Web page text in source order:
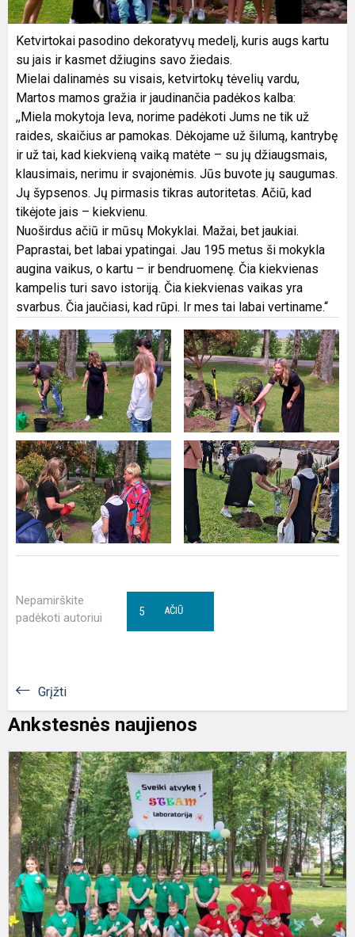
Ketvirtokai pasodino dekoratyvų medelį, kuris augs kartu
su jais ir kasmet džiugins savo žiedais.
Mielai dalinamės su visais, ketvirtokų tėvelių vardu,
Martos mamos gražia ir jaudinančia padėkos kalba:
,,Miela mokytoja Ieva, norime padėkoti Jums ne tik už
raides, skaičius ar pamokas. Dėkojame už šilumą, kantrybę
ir už tai, kad kiekvieną vaiką matėte – su jų džiaugsmais,
klausimais, nerimu ir svajonėmis. Jūs buvote jų saugumas.
Jų šypsenos. Jų pirmasis tikras autoritetas. Ačiū, kad
tikėjote jais – kiekvienu.
Nuoširdus ačiū ir mūsų Mokyklai. Mažai, bet jaukiai.
Paprastai, bet labai ypatingai. Jau 195 metus ši mokykla
augina vaikus, o kartu – ir bendruomenę. Čia kiekvienas
kampelis turi savo istoriją. Čia kiekvienas vaikas yra
svarbus. Čia jaučiasi, kad rūpi. Ir mes tai labai vertiname.“
Nepamirškite
padėkoti autoriui
AČIŪ
5
Grįžti
Ankstesnės naujienos